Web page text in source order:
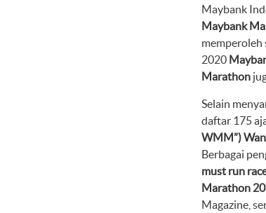
Maybank
Maybank
memperoleh
2020
Marathon
Selain
daftar 175
WMM”)
Berbagai
must run
Marathon
Magazine,